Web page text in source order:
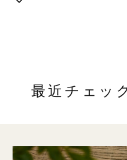
価
最近チェッ